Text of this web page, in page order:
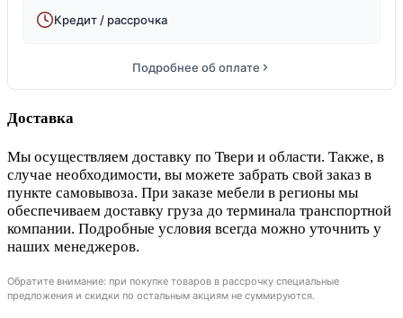
Кредит / рассрочка
Подробнее об оплате
Доставка
Мы осуществляем доставку по Твери и области. Также, в
случае необходимости, вы можете забрать свой заказ в
пункте самовывоза. При заказе мебели в регионы мы
обеспечиваем доставку груза до терминала транспортной
компании. Подробные условия всегда можно уточнить у
наших менеджеров.
Обратите внимание: при покупке товаров в рассрочку специальные
предложения и скидки по остальным акциям не суммируются.